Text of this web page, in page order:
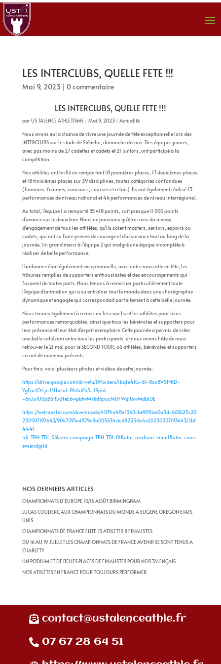
LES INTERCLUBS, QUELLE FETE !!!
Mai 9, 2023 | 0 commentaire
LES INTERCLUBS, QUELLE FETE !!!
parUS TALENCE ATHLETISME| Mai 9, 2023| Actualité
Nous avons eu la chance de vivre une journée de fête exceptionnelle lors des
INTERCLUBS sur le stade de Stéhelin, dimanche dernier. Des équipes jeunes,
avec pas moins de 27 cadettes et cadets et 21 juniors, ont participé à la
compétition.
Nos athlètes ont brillé en remportant 18 premières places, 17 deuxièmes places
et 18 troisièmes places sur 39 disciplines, toutes catégories confondues
(hommes, femmes, concours, courses et relais). Ils ont également réalisé 13
performances de niveau national et 46 performances de niveau interrégional.
Au total, l'équipe 1 a remporté 55 418 points, soit presque 11 000 points
d'avance sur le deuxième. Nous ne pouvions qu'être ravis du niveau
d'engagement de tous les athlètes, qu'ils soient masters, seniors, espoirs ou
cadets, qui ont su faire preuve de courage et d'assurance tout au long de la
journée. Un grand merci à l’équipe 2 qui malgré une équipe incomplète à
réaliser de belle performance.
L'ambiance était également exceptionnelle, avec notre mascotte en tête, les
tribunes remplies de supporters enthousiastes et des encouragements qui
fusaient de toutes parts. Nous tenons à remercier particulièrement toute
l'équipe d'animation qui a su entraîner tout le monde dans une chorégraphie
dynamique et engagée qui correspondait parfaitement à cette belle journée.
Nous tenons également à remercier les coachs et les athlètes pour leurs
performances remarquables, ainsi que tous les bénévoles et supporters pour
leur présence et leur état d'esprit exemplaire. Cette journée a permis de créer
une belle cohésion entre tous les participants, et nous avons hâte de nous
retrouver le 21 mai pour le SECOND TOUR, où athlètes, bénévoles et supporters
seront de nouveau présents.
Pour finir, voici plusieurs photos et vidéos de cette journée :
https://drive.google.com/drive/u/0/folders/1bqfe4lG-67-8xo8V5FtRD-
YgEmJO4jnJ?fbclid=PAAaYh5sJ9pId-
-6nJoIU0pB5RLv3feE6wpbtwM7kd6pucMUFWqllowMdblDE
https://wetransfer.com/downloads/4074a48e1360cbe909aa0a3dc663b25c20
230507193643/9047593ed879e8a003634dcd82336b4e20230507193643/2bf
444?
trk=TRN_TDL_01&utm_campaign=TRN_TDL_01&utm_medium=email&utm_sourc
e=sendgrid
NOS DERNIERS ARTICLES
CHAMPIONNATS D’EUROPE 10/16 AOÛT BIRMINGHAM
LUCAS COUDERC AUX CHAMPIONNATS DU MONDE A EUGENE OREGON ETATS
UNIS
CHAMPIONNATS DE FRANCE ELITE 13 ATHLETES 8 FINALISTES
DU 16 AU 19 JUILLET LES CHAMPIONNATS DE FRANCE AVENIR SE SONT TENUS A
CHARLETY
UN PODIUM ET DE BELLES PLACES DE FINALISTES POUR NOS TALENÇAIS
NOS ATHLÈTES EN FRANCE POUR TOUJOURS PERFORMER
contact@ustalenceathle.fr
07 67 28 64 51